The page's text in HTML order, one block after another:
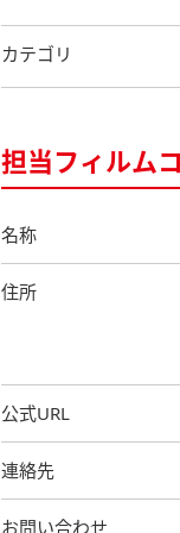
カテゴリ
担当フィルム
名称
住所
公式URL
連絡先
お問い合わせ